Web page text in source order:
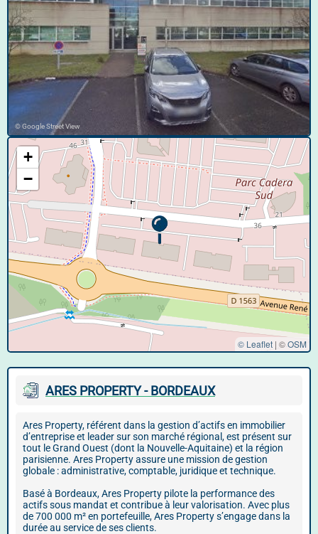
© Google Street View
+
−
© Leaflet | ©OSM
ARES PROPERTY - BORDEAUX
Ares Property, référent dans la gestion d’actifs en immobilier
d’entreprise et leader sur son marché régional, est présent sur
tout le Grand Ouest (dont la Nouvelle-Aquitaine) et la région
parisienne. Ares Property assure une mission de gestion
globale : administrative, comptable, juridique et technique.
Basé à Bordeaux, Ares Property pilote la performance des
actifs sous mandat et contribue à leur valorisation. Avec plus
de 700 000 m² en portefeuille, Ares Property s’engage dans la
durée au service de ses clients.